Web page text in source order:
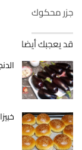
جزر محكوك
قد يعجبك أيضا